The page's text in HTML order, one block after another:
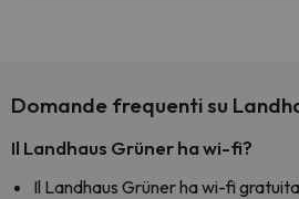
Domande frequenti su
Il Landhaus Grüner ha wi-fi?
Il Landhaus Grüner ha wi-fi